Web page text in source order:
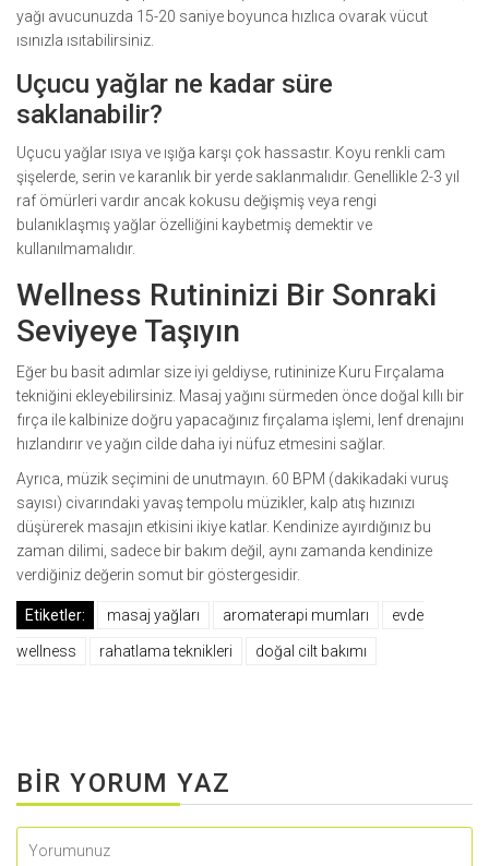
yağı avucunuzda 15-20 saniye boyunca hızlıca ovarak vücut
ısınızla ısıtabilirsiniz.
Uçucu yağlar ne kadar süre
saklanabilir?
Uçucu yağlar ısıya ve ışığa karşı çok hassastır. Koyu renkli cam
şişelerde, serin ve karanlık bir yerde saklanmalıdır. Genellikle 2-3 yıl
raf ömürleri vardır ancak kokusu değişmiş veya rengi
bulanıklaşmış yağlar özelliğini kaybetmiş demektir ve
kullanılmamalıdır.
Wellness Rutininizi Bir Sonraki
Seviyeye Taşıyın
Eğer bu basit adımlar size iyi geldiyse, rutininize Kuru Fırçalama
tekniğini ekleyebilirsiniz. Masaj yağını sürmeden önce doğal kıllı bir
fırça ile kalbinize doğru yapacağınız fırçalama işlemi, lenf drenajını
hızlandırır ve yağın cilde daha iyi nüfuz etmesini sağlar.
Ayrıca, müzik seçimini de unutmayın. 60 BPM (dakikadaki vuruş
sayısı) civarındaki yavaş tempolu müzikler, kalp atış hızınızı
düşürerek masajın etkisini ikiye katlar. Kendinize ayırdığınız bu
zaman dilimi, sadece bir bakım değil, aynı zamanda kendinize
verdiğiniz değerin somut bir göstergesidir.
Etiketler: masaj yağları aromaterapi mumları evde
wellness rahatlama teknikleri doğal cilt bakımı
BIR YORUM YAZ